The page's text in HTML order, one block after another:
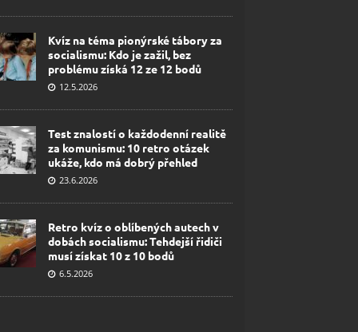
Kvíz na téma pionýrské tábory za
socialismu: Kdo je zažil, bez
problému získá 12 ze 12 bodů
12.5.2026
Test znalostí o každodenní realitě
za komunismu: 10 retro otázek
ukáže, kdo má dobrý přehled
23.6.2026
Retro kvíz o oblíbených autech v
dobách socialismu: Tehdejší řidiči
musí získat 10 z 10 bodů
6.5.2026